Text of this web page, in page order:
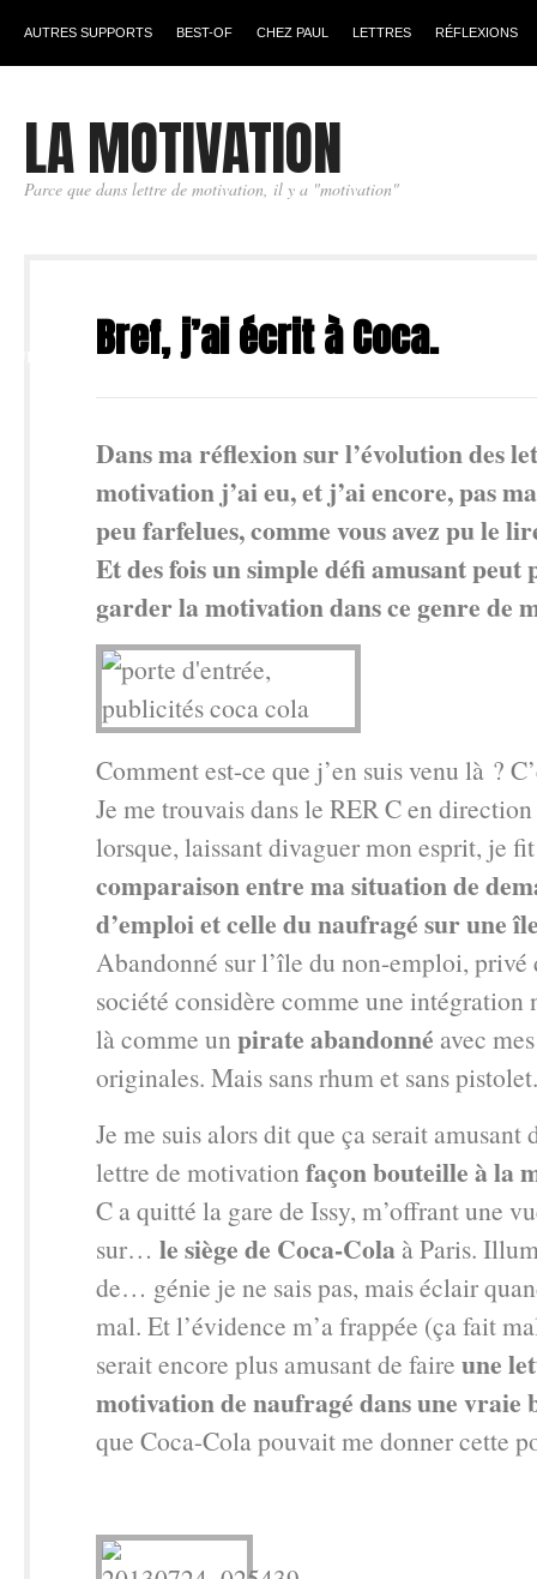
AUTRES SUPPORTS BEST-OF CHEZ PAUL LETTRES RÉFLEXIONS
LA MOTIVATION
Parce que dans lettre de motivation, il y a "motivation"
Bref, j’ai écrit à Coca.
Dans ma réflexion sur l’évolution des
motivation j’ai eu, et j’ai encore, pas
peu farfelues, comme vous avez pu le
Et des fois un simple défi amusant peut
garder la motivation dans ce genre de
Comment est-ce que j’en suis venu là ?
Je me trouvais dans le RER C en
lorsque, laissant divaguer mon esprit, je
comparaison entre ma situation de
d’emploi et celle du naufragé sur une
Abandonné sur l’île du non-emploi, privé
société considère comme une intégration
là comme un pirate abandonné avec
originales. Mais sans rhum et sans pistolet.
Je me suis alors dit que ça serait amusant
lettre de motivation façon bouteille à la
C a quitté la gare de Issy, m’offrant une
sur… le siège de Coca-Cola à Paris.
de… génie je ne sais pas, mais éclair
mal. Et l’évidence m’a frappée (ça fait
serait encore plus amusant de faire une
motivation de naufragé dans une vraie
que Coca-Cola pouvait me donner cette